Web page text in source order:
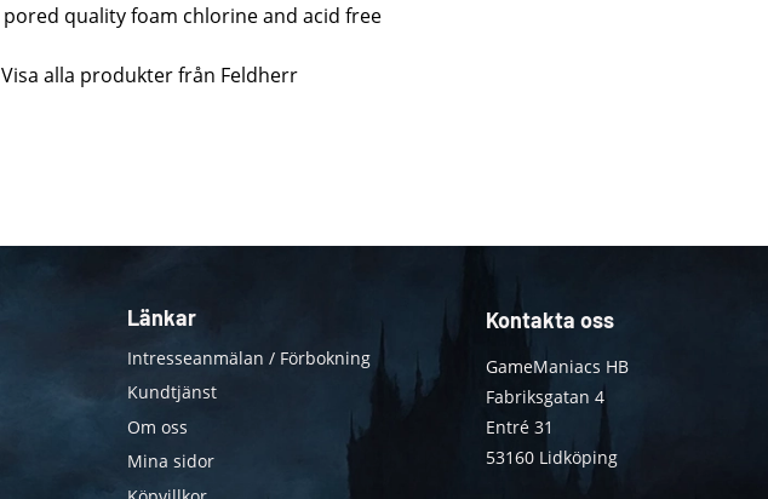
pored quality foam chlorine and acid free
Visa alla produkter från Feldherr
Länkar
Intresseanmälan / Förbokning
Kundtjänst
Om oss
Mina sidor
Kontakta oss
GameManiacs HB
Fabriksgatan 4
Entré 31
53160 Lidköping